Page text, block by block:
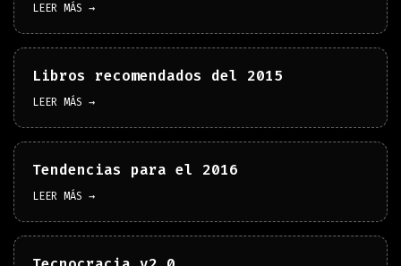
LEER MÁS →
Libros recomendados del 2015
LEER MÁS →
Tendencias para el 2016
LEER MÁS →